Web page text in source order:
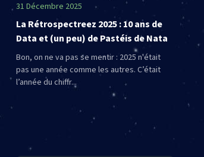
31 Décembre 2025
La Rétrospectreez 2025 : 10 ans de
Data et (un peu) de Pastéis de Nata
Bon, on ne va pas se mentir : 2025 n'était
pas une année comme les autres. C’était
l’année du chiffr...